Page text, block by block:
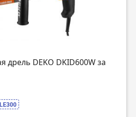
дрель DEKO DKID600W за